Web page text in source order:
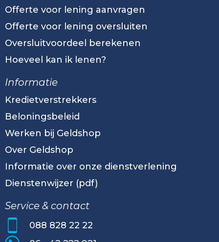
Offerte voor lening aanvragen
Offerte voor lening oversluiten
Oversluitvoordeel berekenen
Hoeveel kan ik lenen?
Informatie
Kredietverstrekkers
Beloningsbeleid
Werken bij Geldshop
Over Geldshop
Informatie over onze dienstverlening
Dienstenwijzer (pdf)
Service & contact
088 828 22 22